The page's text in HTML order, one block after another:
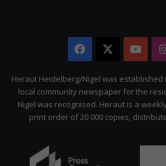
Facebook
Heraut Heidelberg/Nigel was established
local community newspaper for the
Nigel was recognised. Heraut is a
print order of 20 000 copies,